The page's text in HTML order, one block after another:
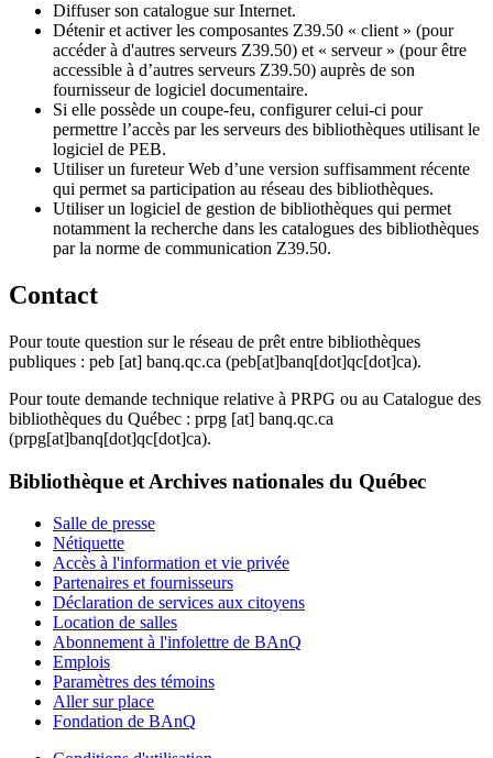
Diffuser son catalogue sur Internet.
Détenir et activer les composantes Z39.50 « client » (pour
accéder à d'autres serveurs Z39.50) et « serveur » (pour être
accessible à d’autres serveurs Z39.50) auprès de son
fournisseur de logiciel documentaire.
Si elle possède un coupe-feu, configurer celui-ci pour
permettre l’accès par les serveurs des bibliothèques utilisant le
logiciel de PEB.
Utiliser un fureteur Web d’une version suffisamment récente
qui permet sa participation au réseau des bibliothèques.
Utiliser un logiciel de gestion de bibliothèques qui permet
notamment la recherche dans les catalogues des bibliothèques
par la norme de communication Z39.50.
Contact
Pour toute question sur le réseau de prêt entre bibliothèques
publiques : peb [at] banq.qc.ca (peb[at]banq[dot]qc[dot]ca).
Pour toute demande technique relative à PRPG ou au Catalogue des
bibliothèques du Québec : prpg [at] banq.qc.ca
(prpg[at]banq[dot]qc[dot]ca).
Bibliothèque et Archives nationales du Québec
Salle de presse
Nétiquette
Accès à l'information et vie privée
Partenaires et fournisseurs
Déclaration de services aux citoyens
Location de salles
Abonnement à l'infolettre de BAnQ
Emplois
Paramètres des témoins
Aller sur place
Fondation de BAnQ